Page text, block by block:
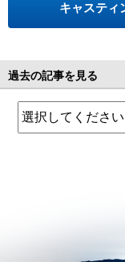
キャスティ
過去の記事を見る